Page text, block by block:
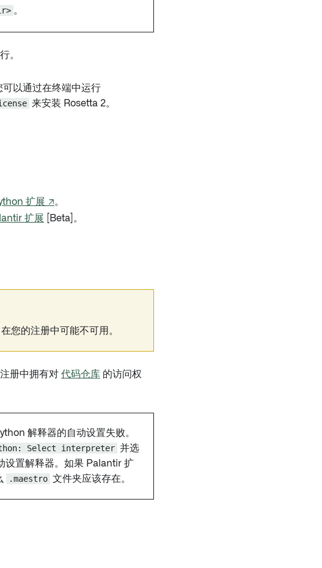
。
。
可以通过在终端中运行
来安装 Rosetta 2。
扩展 ↗。
扩展 [Beta]。
您的注册中可能不可用。
册中拥有对 代码仓库 的访问权
解释器的自动设置失败。
Select interpreter 并选
设置解释器。如果 Palantir 扩
.maestro 文件夹应该存在。